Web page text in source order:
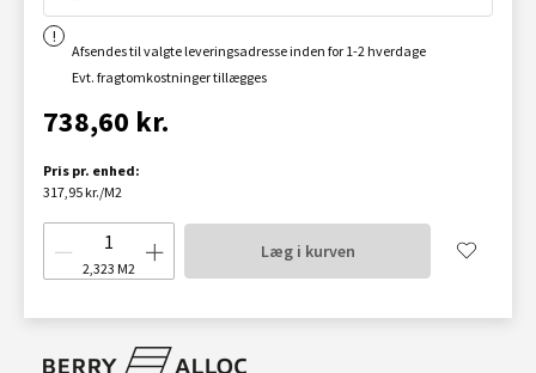
Afsendes til valgte leveringsadresse inden for 1-2 hverdage
Evt. fragtomkostninger tillægges
738,60 kr.
Pris pr. enhed:
317,95 kr./M2
2,323 M2
Læg i kurven